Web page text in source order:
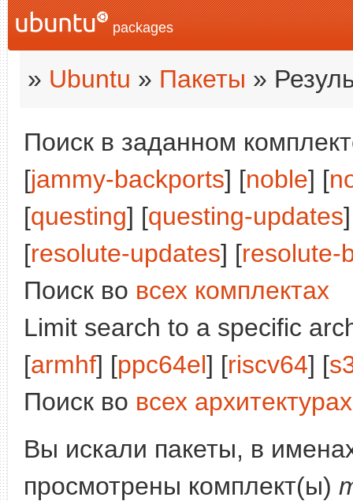
packages
» Ubuntu » Пакеты »
Поиск в заданном
[jammy-backports] [noble] [
[questing] [questing-updates
[resolute-updates] [resolute-
Поиск во всех комплектах
Limit search to a specific
[armhf] [ppc64el] [riscv64] [
Поиск во всех архитектурах
Вы искали пакеты, в
просмотрены комплект(ы)